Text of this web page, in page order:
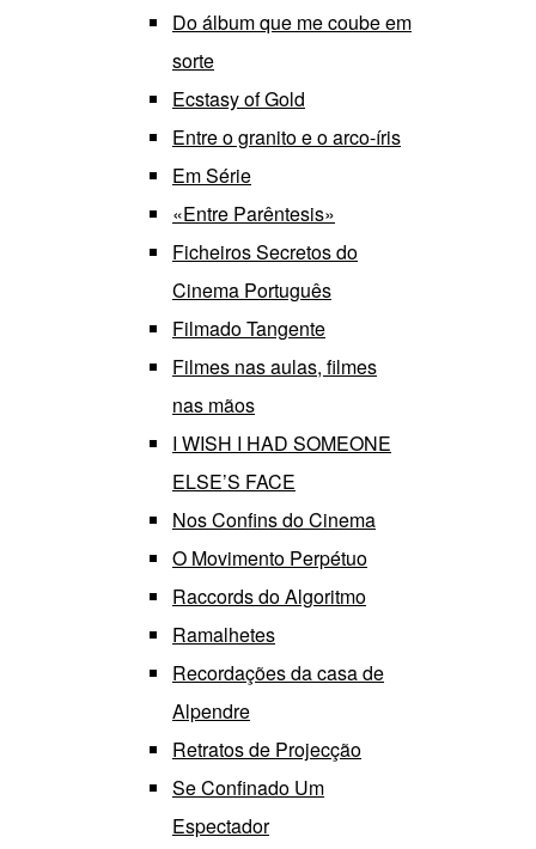
Do álbum que me coube em
sorte
Ecstasy of Gold
Entre o granito e o arco-íris
Em Série
«Entre Parêntesis»
Ficheiros Secretos do
Cinema Português
Filmado Tangente
Filmes nas aulas, filmes
nas mãos
I WISH I HAD SOMEONE
ELSE’S FACE
Nos Confins do Cinema
O Movimento Perpétuo
Raccords do Algoritmo
Ramalhetes
Recordações da casa de
Alpendre
Retratos de Projecção
Se Confinado Um
Espectador